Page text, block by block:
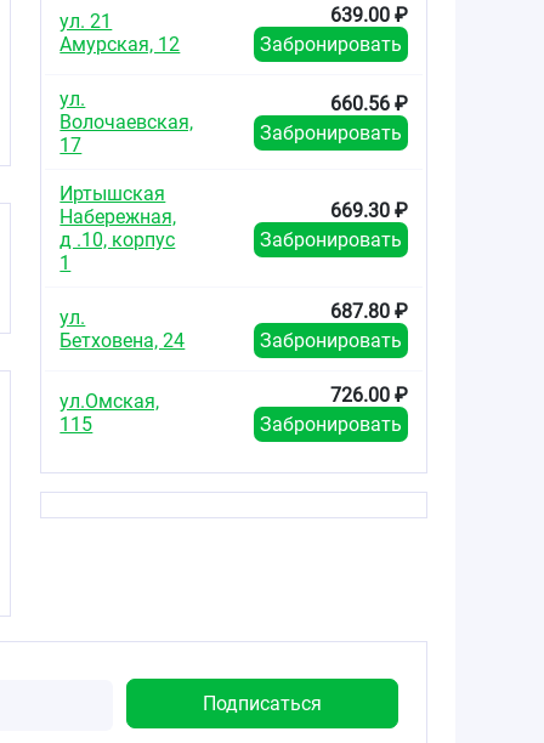
ул. 21
Амурская, 12
639.00 ₽
Забронировать
ул.
Волочаевская,
17
660.56 ₽
Забронировать
Иртышская
Набережная,
д .10, корпус
1
669.30 ₽
Забронировать
ул.
Бетховена, 24
687.80 ₽
Забронировать
ул.Омская,
115
726.00 ₽
Забронировать